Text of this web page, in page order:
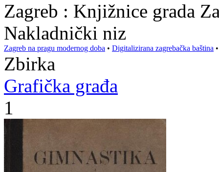
Zagreb : Knjižnice grada
Nakladnički niz
Zagreb na pragu modernog doba • Digitalizirana zagrebačka baština
Zbirka
Grafička građa
1